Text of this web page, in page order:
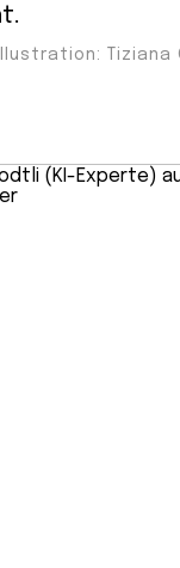
Tiziana